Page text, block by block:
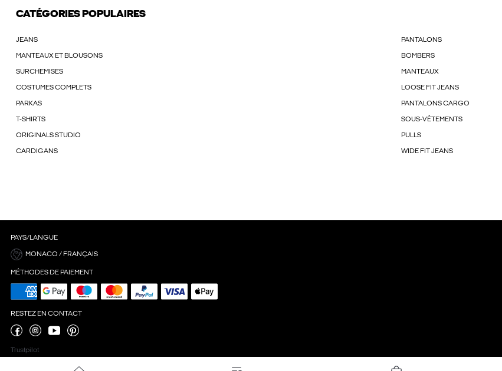
CATÉGORIES POPULAIRES
JEANS PANTALONS
MANTEAUX ET BLOUSONS BOMBERS
SURCHEMISES MANTEAUX
COSTUMES COMPLETS LOOSE FIT JEANS
PARKAS PANTALONS CARGO
T-SHIRTS SOUS-VÊTEMENTS
ORIGINALS STUDIO PULLS
CARDIGANS WIDE FIT JEANS
PAYS/LANGUE
MONACO / FRANÇAIS
MÉTHODES DE PAIEMENT
RESTEZ EN CONTACT
Trustpilot